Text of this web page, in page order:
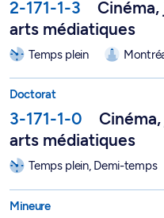
2-171-1-3
arts médiatiques
Temps plein
Doctorat en cinéma, jeu
Doctorat
3-171-1-0
arts médiatiques
Temps plein, Demi-temps
Mineure